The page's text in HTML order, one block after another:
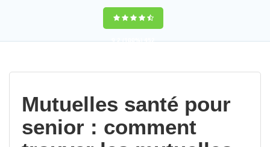
9,2(100%)452
Mutuelles santé pour
senior : comment